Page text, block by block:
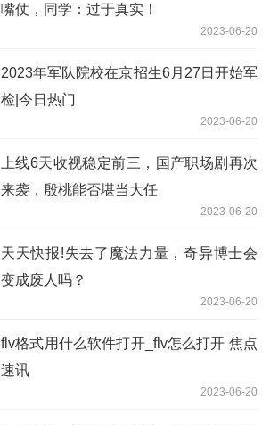
嘴仗，同学：过于真实！
2023-06-20
2023年军队院校在京招生6月27日开始军
检|今日热门
2023-06-20
上线6天收视稳定前三，国产职场剧再次
来袭，殷桃能否堪当大任
2023-06-20
天天快报!失去了魔法力量，奇异博士会
变成废人吗？
2023-06-20
flv格式用什么软件打开_flv怎么打开 焦点
速讯
2023-06-20